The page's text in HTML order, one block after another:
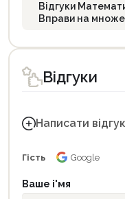
Відгуки
Вправи на
Відгуки
Написати відгук
Гість Google
Ваше і'мя